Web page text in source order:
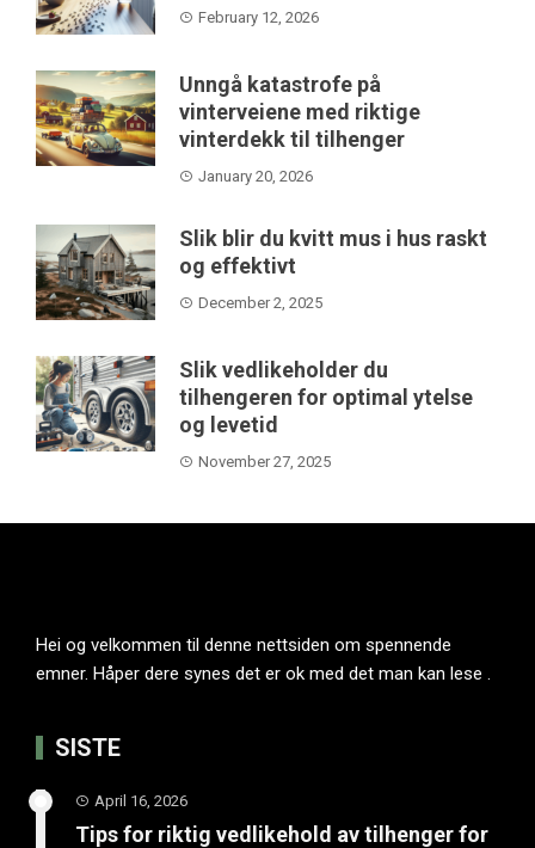
February 12, 2026
Unngå katastrofe på
vinterveiene med riktige
vinterdekk til tilhenger
January 20, 2026
Slik blir du kvitt mus i hus raskt
og effektivt
December 2, 2025
Slik vedlikeholder du
tilhengeren for optimal ytelse
og levetid
November 27, 2025
Hei og velkommen til denne nettsiden om spennende
emner. Håper dere synes det er ok med det man kan lese .
SISTE
April 16, 2026
Tips for riktig vedlikehold av tilhenger for